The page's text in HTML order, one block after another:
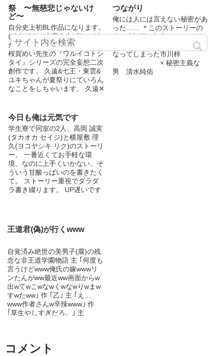
ます
ないように、少しずつでも更新
していくつもりですので、よろ
しくお願いします。 イイねや
お気に入り、コメントをしてい
ただくと、とても嬉しいです。
ありがとうございます。 ※ 1/3
130万アクセス感謝 12/15 1000
イイネ感謝
祭 〜無慈悲じゃないけ
ど〜
自分史上初BL作品になります。
(そもそも１本書き上げたのが
かなりぶりになりますが…。)
桜賀めい先生の『ワルイコトシ
タイ』シリーズの完全妄想二次
創作です。 久遠&七王・東雲&
ユキちゃんが夏祭りにていろん
なことをしちゃいます。 久遠✕
のないお話ですので、設定・キ
ャラ等お目溢しいただける優し
い方のご視聴をお願いいたしま
す。 R-18感強めですので、苦
手な方はご注意くださいませ。
(グロ・鬼畜系ではありませ
ん。) 基本せつない・ハッピー
エンドが好きです。 お楽しみ
いただけると幸いです。 ※他
投稿サイトにも載せていく予定
つながり
俺には人には言えない秘密があ
った…… ＊このストーリーの
中の病気等は架空のものです
自分の特殊な体質で恋に臆病に
なってしまった市川梓
× 秘密主義な
男 清水純佑
今日も俺は元気です
学生寮で同室の2人、高岡 誠実
(タカオカ セイジ)と横屋敷 理
久(ヨコヤシキ リク)のストーリ
ー。 一番近くてお手軽な環
境、なのに上手くいかない、そ
ういう甘酸っぱいのを書きたく
て。 ストーリー重視でダラダ
ラ書き綴ります。 UP遅いです
王道君(偽)が行くwww
自覚済み絶世の美男子(腐)の残
念な非王道学園物語 主 ｢何度も
言うけどwww俺氏の嫁wwwリ
ンたんがww最近ww画面からw
出wてwこwなwくwなwりwまw
すwたww｣ 作 ｢乙｣ 主 ｢え…
www作者さんw辛辣www｣ 作
｢草生やしすぎだろ。｣ 主
｢俺氏ww開始2分wで終了のお知
コメント